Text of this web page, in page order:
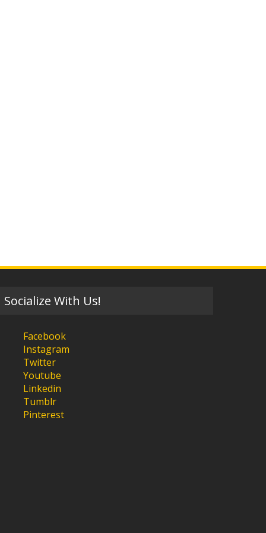
Socialize With Us!
Facebook
Instagram
Twitter
Youtube
Linkedin
Tumblr
Pinterest